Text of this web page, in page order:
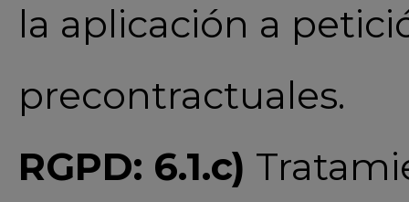
la aplicación a
precontractuales.
RGPD: 6.1.c)